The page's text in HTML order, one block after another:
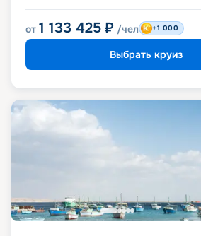
от 1 133 425 ₽ /чел +1 000
Выбрать круиз